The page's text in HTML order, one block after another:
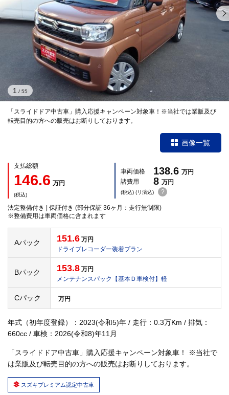
「スライドドア中古車」購入応援キャンペーン対象車！※当社では業販及び
転売目的の方への販売はお断りしております。
1 / 55
画像一覧
支払総額
146.6 万円
(税込)
車両価格 138.6 万円
諸費用
8 万円
(税込) (リ済込) ?
法定整備付き | 保証付き (部分保証 36ヶ月：走行無制限)
※整備費用は車両価格に含まれます
Aパック 151.6 万円
ドライブレコーダー装着プラン
Bパック 153.8 万円
メンテナンスパック【基本Ｄ車検付】軽
Cパック 万円
年式（初年度登録）：2023(令和5)年 / 走行：0.3万Km / 排気：
660cc / 車検：2026(令和8)年11月
「スライドドア中古車」購入応援キャンペーン対象車！ ※当社で
は業販及び転売目的の方への販売はお断りしております。
スズキプレミアム認定中古車